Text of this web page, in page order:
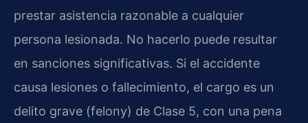
prestar asistencia razonable a cualquier
persona lesionada. No hacerlo puede resultar
en sanciones significativas. Si el accidente
causa lesiones o fallecimiento, el cargo es un
delito grave (felony) de Clase 5, con una pena